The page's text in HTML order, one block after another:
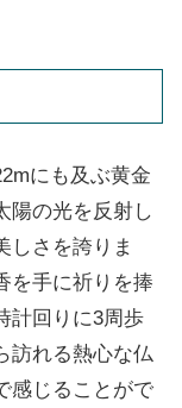
にも及ぶ黄金
陽の光を反射し
しさを誇りま
を手に祈りを捧
計回りに3周歩
訪れる熱心な仏
感じることがで